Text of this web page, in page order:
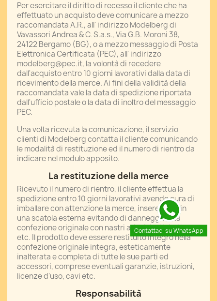
Per esercitare il diritto di recesso il cliente che ha
effettuato un acquisto deve comunicare a mezzo
raccomandata A.R., all' indirizzo Modelberg di
Vavassori Andrea & C. S.a.s., Via G.B. Moroni 38,
24122 Bergamo (BG), o a mezzo messaggio di Posta
Elettronica Certificata (PEC), all' indirizzo
modelberg@pec.it, la volontà di recedere
dall'acquisto entro 10 giorni lavorativi dalla data di
ricevimento della merce. Ai fini della validità della
raccomandata vale la data di spedizione riportata
dall'ufficio postale o la data di inoltro del messaggio
PEC.
Una volta ricevuta la comunicazione, il servizio
clienti di Modelberg contatta il cliente comunicando
le modalità di restituzione ed il numero di rientro da
indicare nel modulo apposito.
La restituzione della merce
Ricevuto il numero di rientro, il cliente effettua la
spedizione entro 10 giorni lavorativi avendo cura di
imballare con attenzione la merce, inserendola in
una scatola esterna evitando di danneggiare la
confezione originale con nastri adesivi, etichette
etc. Il prodotto deve essere restituito integro nella
confezione originale integra, esteticamente
inalterata e completa di tutte le sue parti ed
accessori, comprese eventuali garanzie, istruzioni,
licenze d'uso, cavi etc.
Responsabilità
Contattaci su WhatsApp